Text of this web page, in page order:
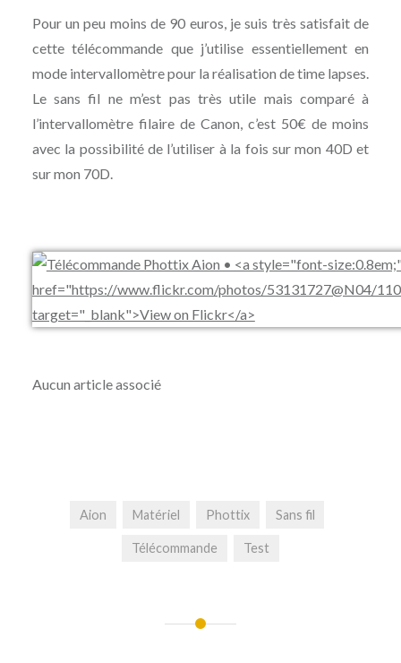
Pour un peu moins de 90 euros, je suis très satisfait de
cette télécommande que j’utilise essentiellement en
mode intervallomètre pour la réalisation de time lapses.
Le sans fil ne m’est pas très utile mais comparé à
l’intervallomètre filaire de Canon, c’est 50€ de moins
avec la possibilité de l’utiliser à la fois sur mon 40D et
sur mon 70D.
Aucun article associé
Aion Matériel Phottix Sans fil
Télécommande Test